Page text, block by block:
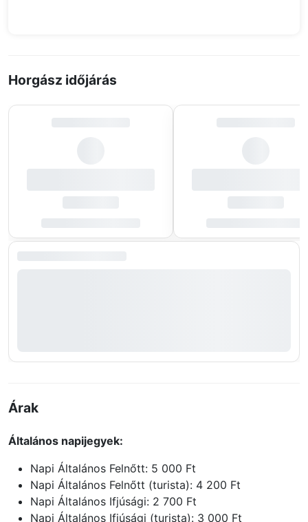
Horgász időjárás
Árak
Általános napijegyek:
Napi Általános Felnőtt: 5 000 Ft
Napi Általános Felnőtt (turista): 4 200 Ft
Napi Általános Ifjúsági: 2 700 Ft
Napi Általános Ifjúsági (turista): 3 000 Ft